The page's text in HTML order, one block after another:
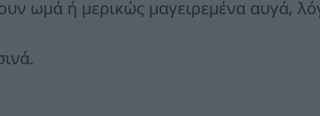
ωμά ή μερικώς μαγειρεμένα αυγά,